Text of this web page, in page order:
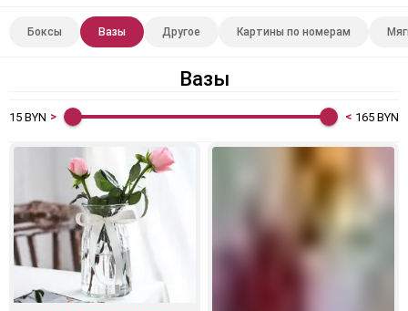
Боксы Вазы Другое Картины по номерам
Вазы
15 BYN 165 BYN